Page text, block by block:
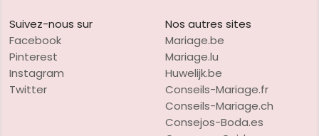
Suivez-nous sur
Facebook
Pinterest
Instagram
Twitter
Nos autres sites
Mariage.be
Mariage.lu
Huwelijk.be
Conseils-Mariage.fr
Conseils-Mariage.ch
Consejos-Boda.es